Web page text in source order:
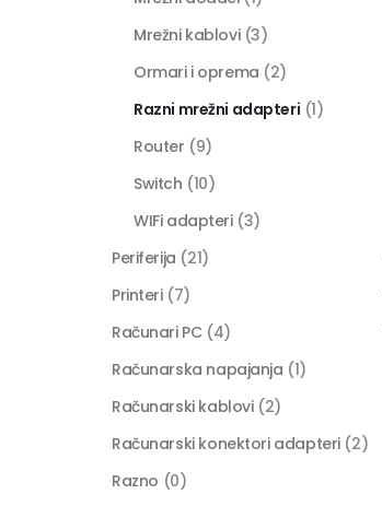
Mrežni kablovi (3)
Ormari i oprema (2)
Razni mrežni adapteri (1)
Router (9)
Switch (10)
WIFi adapteri (3)
Periferija (21)
Printeri (7)
Računari PC (4)
Računarska napajanja (1)
Računarski kablovi (2)
Računarski konektori adapteri (2)
Razno (0)